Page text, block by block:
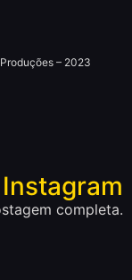
– 2023
completa.